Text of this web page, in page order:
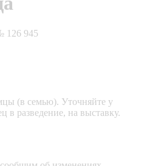
126 945
(в семью). Уточняйте у
в разведение, на выставку.